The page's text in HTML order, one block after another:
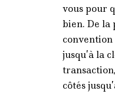
vous pour
bien. De la
convention
jusqu’à la
côtés